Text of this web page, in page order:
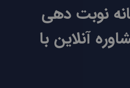
نوبت دهی
آنلاین با